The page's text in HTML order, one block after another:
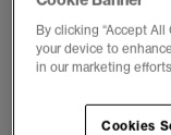
By clicking “Accept
your device to
in our marketing
Cookies